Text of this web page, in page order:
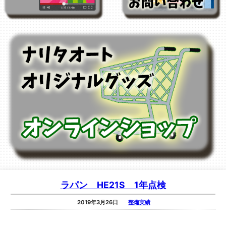
ラパン HE21S 1年点検
2019年3月26日 整備実績